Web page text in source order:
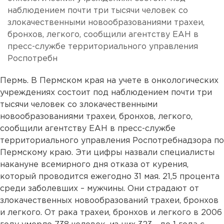
наблюдением почти три тысячи человек со
злокачественными новообразованиями трахеи,
бронхов, легкого, сообщили агентству ЕАН в
пресс-службе территориального управления
Роспотребн
Пермь. В Пермском края на учете в онкологических
учреждениях состоит под наблюдением почти три
тысячи человек со злокачественными
новообразованиями трахеи, бронхов, легкого,
сообщили агентству ЕАН в пресс-службе
территориального управления Роспотребнадзора по
Пермскому краю. Эти цифры назвали специалисты
накануне всемирного дня отказа от курения,
который проводится ежегодно 31 мая. 21,5 процента
среди заболевших – мужчины. Они страдают от
злокачественных новообразований трахеи, бронхов
и легкого. От рака трахеи, бронхов и легкого в 2006